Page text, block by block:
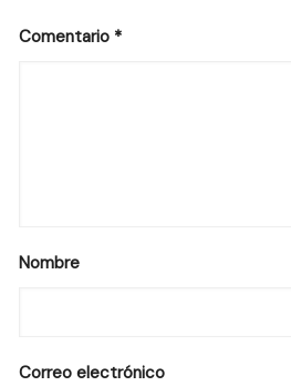
Comentario *
Nombre
Correo electrónico